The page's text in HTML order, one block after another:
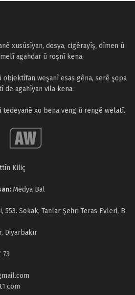
xusûsîyan, dosya, cigêrayîş, dîmen û
agahdar û roşnî kena.
objektîfan weşanî esas gêna, serê şopa
de agahîyan vila kena.
xo bena veng û rengê welatî.
Kiliç
Medya Bal
553. Sokak, Tanlar Şehri Teras Evleri, B
Diyarbakır
73